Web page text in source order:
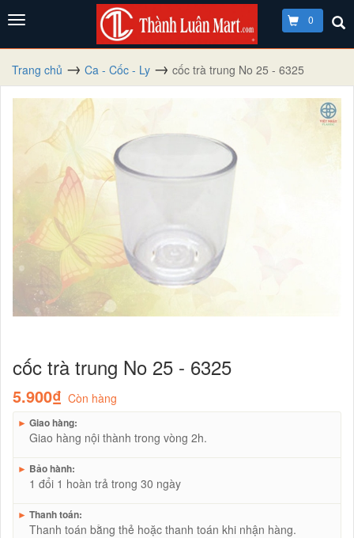
0
Trang chủ Ca - Cốc - Ly cốc trà trung No 25 - 6325
cốc trà trung No 25 - 6325
5.900₫ Còn hàng
► Giao hàng:
Giao hàng nội thành trong vòng 2h.
► Bảo hành:
1 đổi 1 hoàn trả trong 30 ngày
► Thanh toán:
Thanh toán bằng thẻ hoặc thanh toán khi nhận hàng.